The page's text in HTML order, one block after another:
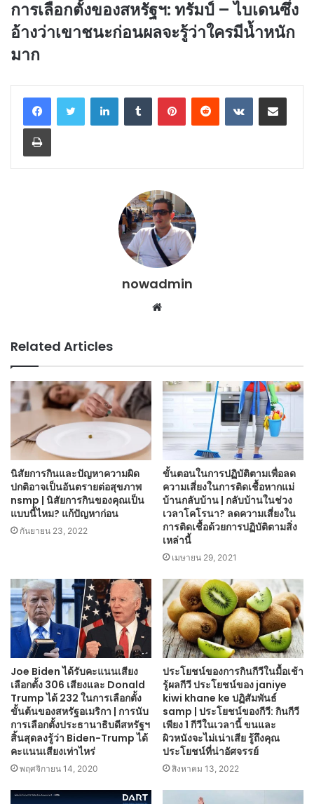
การเลือกตั้งของสหรัฐฯ: ทรัมป์ – ไบเดนซึ่ง
อ้างว่าเขาชนะก่อนผลจะรู้ว่าใครมีน้ำหนัก
มาก
LinkedInTumblr PinterestReddit VKontakteShare via Email
Print
nowadmin
Website
Related Articles
นิสัยการกินและปัญหาความผิด
ปกติอาจเป็นอันตรายต่อสุขภาพ
nsmp | นิสัยการกินของคุณเป็น
แบบนี้ไหม? แก้ปัญหาก่อน
กันยายน 23, 2022
ขั้นตอนในการปฏิบัติตามเพื่อลด
ความเสี่ยงในการติดเชื้อหากแม่
บ้านกลับบ้าน | กลับบ้านในช่วง
เวลาโคโรนา? ลดความเสี่ยงใน
การติดเชื้อด้วยการปฏิบัติตามสิ่ง
เหล่านี้
เมษายน 29, 2021
Joe Biden ได้รับคะแนนเสียง
เลือกตั้ง 306 เสียงและ Donald
Trump ได้ 232 ในการเลือกตั้ง
ขั้นต้นของสหรัฐอเมริกา | การนับ
การเลือกตั้งประธานาธิบดีสหรัฐฯ
สิ้นสุดลงรู้ว่า Biden-Trump ได้
คะแนนเสียงเท่าไหร่
พฤศจิกายน 14, 2020
ประโยชน์ของการกินกีวีในมื้อเช้า
รู้ผลกีวี ประโยชน์ของ janiye
kiwi khane ke ปฏิสัมพันธ์
samp | ประโยชน์ของกีวี: กินกีวี
เพียง 1 กีวีในเวลานี้ ขนและ
ผิวหนังจะไม่เน่าเสีย รู้ถึงคุณ
ประโยชน์ที่น่าอัศจรรย์
สิงหาคม 13, 2022